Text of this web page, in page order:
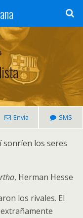
Envía SMS
sonríen los seres
, Herman Hesse
los rivales. El